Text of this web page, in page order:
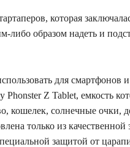
которая
либо образом надеть и
для смартфонов
Z Tablet, емкость
кошелек, солнечные очки,
​​только из качественной
защитой от